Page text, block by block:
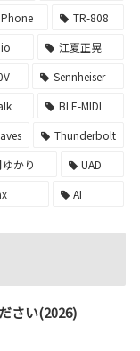
TR-808
江夏正晃
Sennheiser
BLE-MIDI
Thunderbolt
かり
UAD
AI
さい(2026)